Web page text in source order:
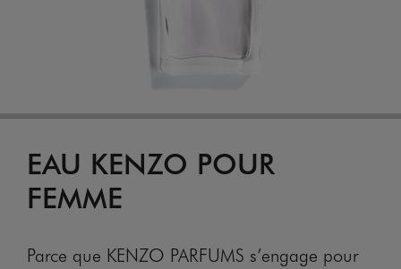
EAU KENZO POUR
FEMME
Parce que KENZO PARFUMS s’engage pour